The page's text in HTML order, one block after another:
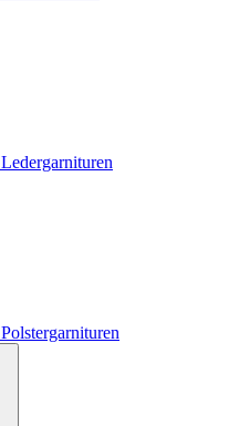
Ledergarnituren
Polstergarnituren